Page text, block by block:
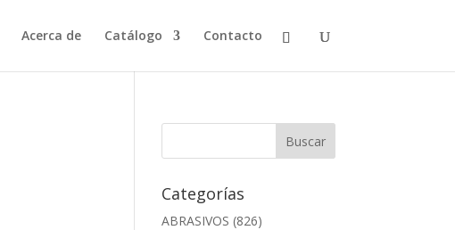
Acerca de Catálogo Contacto
Categorías
ABRASIVOS (826)